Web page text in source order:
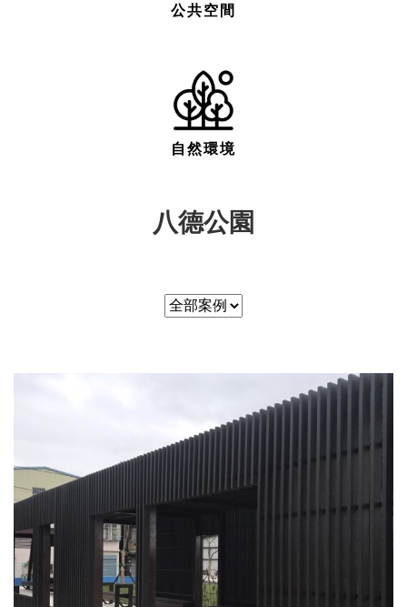
公共空間
自然環境
八德公園